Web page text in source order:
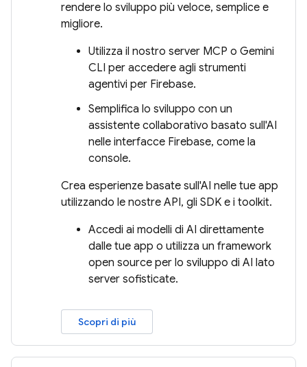
rendere lo sviluppo più veloce, semplice e
migliore.
Utilizza il nostro server MCP o Gemini
CLI per accedere agli strumenti
agentivi per Firebase.
Semplifica lo sviluppo con un
assistente collaborativo basato sull'AI
nelle interfacce Firebase, come la
console.
Crea esperienze basate sull'AI nelle tue app
utilizzando le nostre API, gli SDK e i toolkit.
Accedi ai modelli di AI direttamente
dalle tue app o utilizza un framework
open source per lo sviluppo di AI lato
server sofisticate.
Scopri di più